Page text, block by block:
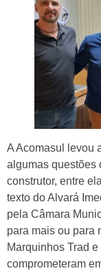
A Acomasul levou
algumas questões
construtor, entre
texto do Alvará
pela Câmara
para mais ou para
Marquinhos Trad
comprometeram